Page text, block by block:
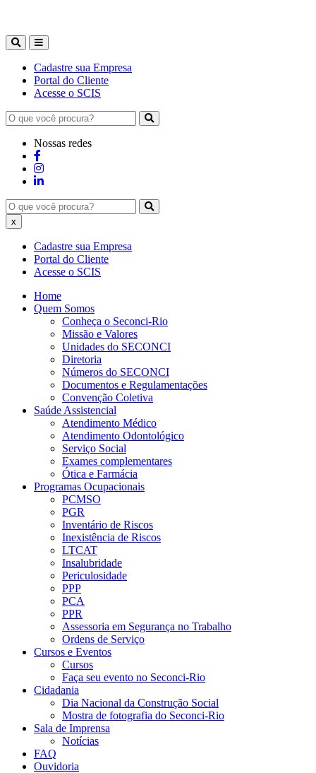
Cadastre sua Empresa
Portal do Cliente
Acesse o SCIS
Nossas redes
x
Cadastre sua Empresa
Portal do Cliente
Acesse o SCIS
Home
Quem Somos
Conheça o Seconci-Rio
Missão e Valores
Unidades do SECONCI
Diretoria
Números do SECONCI
Documentos e Regulamentações
Convenção Coletiva
Saúde Assistencial
Atendimento Médico
Atendimento Odontológico
Serviço Social
Exames complementares
Ótica e Farmácia
Programas Ocupacionais
PCMSO
PGR
Inventário de Riscos
Inexistência de Riscos
LTCAT
Insalubridade
Periculosidade
PPP
PCA
PPR
Assessoria em Segurança no Trabalho
Ordens de Serviço
Cursos e Eventos
Cursos
Faça seu evento no Seconci-Rio
Cidadania
Dia Nacional da Construção Social
Mostra de fotografia do Seconci-Rio
Sala de Imprensa
Notícias
FAQ
Ouvidoria